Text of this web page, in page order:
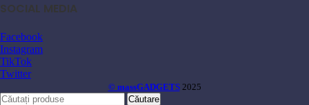
SOCIAL MEDIA
Facebook
Instagram
TikTok
Twitter
© massGADGETS 2025
Căutare